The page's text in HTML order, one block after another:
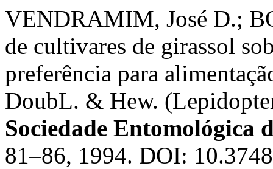
VENDRAMIM, José D.;
de cultivares de girassol
preferência para
DoubL. & Hew.
Sociedade Entomológica
81–86, 1994. DOI: